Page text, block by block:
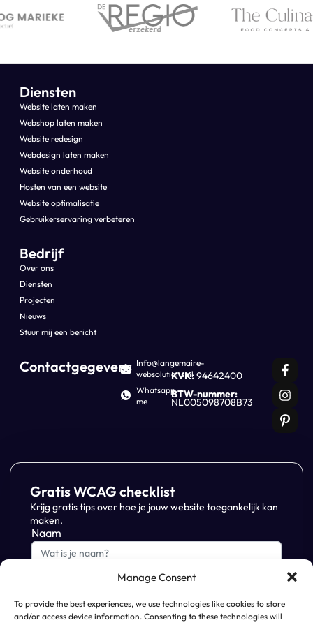
Manage Consent
To provide the best experiences, we use technologies like cookies to store
and/or access device information. Consenting to these technologies will
Diensten
Website laten maken
Webshop laten maken
Website redesign
Webdesign laten maken
Website onderhoud
Hosten van een website
Website optimalisatie
Gebruikerservaring verbeteren
Bedrijf
Over ons
Diensten
Projecten
Nieuws
Stuur mij een bericht
Contactgegevens Info@langemaire-
websolutions.nl
Whatsapp
me
KVK:94642400
BTW-nummer:
NL005098708B73
Gratis WCAG checklist
Krijg gratis tips over hoe je jouw website toegankelijk kan
maken.
Naam